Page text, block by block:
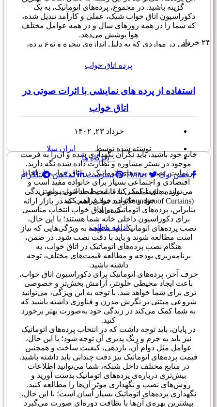
گزینه باشید. در مجموع، پرده‌های اتوماتیک، به یک
دکوراسیون اتاق خواب شیک، عملی و کارآمد تبدیل شده،
که شما را در همه روزهای سال و در همه عوامل مختلف
هوا پوشش می‌دهد.
حتی در مواردی که به دلیل اندازه‌ی پنجره و نوع پرده،
نیاز است، پرده‌های اتوماتیک همچنان به یک راه حل ساده
و سریع برای باز کردن و بستن پرده‌های اتاق خواب شما
باید توجه داشت که نصب پرده‌های اتوماتیک برای اتاق
خواب، نیاز به یک سری ابزار و تجهیزات خاص دارد،
بنابراین نصابانی که تجهیزات بازویی برای نصب پرده‌های
شما خدمات رضایت دهنده‌ای ارائه دهند.
هنگامی که شما با استفاده از پرده‌های اتوماتیک در اتاق
خواب خود موفق به ایجاد یک کارایی بهتر در بخش تزئینات
خانه خود باشید، باید نگران نگهداری شده و آن‌را به فرمت
موجود در بستر مشاوره و نظارت داده شده نگه دارید.
در نهایت، نصب پرده‌های اتوماتیک در اتاق خواب، از لحاظ
اقتصادی و اجتماعی بسیار برای خانواده مفید است و
می‌تواند به شما کمک کند تا محیط مناسبی برای زندگی
خود و خانواده خود فراهم کنید.
بنابراین، پرده‌های اتوماتیک در اتاق خواب انتخاب مناسبی
برای دکوراسیون داخلی خانه شما هستند؛ با این حال،
نصب پرده‌های اتوماتیک باید با توجه به ویژگی‌هایی که نیاز
است مطالعه شوند و باید با دقت نصب شود. در ضمن،
هنگام نصب پرده‌های اتوماتیک در اتاق خواب، به
برنامه‌ریزی بودجه و مطالعه قیمت‌های مختلف، توجه
داشته باشید.
حرف آخر، پرده‌های اتوماتیک برای دکوراسیون اتاق خواب،
باعث ایجاد محیطی خلوتتر، آرامش بخش‌تر و خصوصی
تری برای شما خواهد شد. با توجه به این ویژگی، می‌توانید
شروعی مبتنی بر نگرش مدرن و فناوری داشته باشید که
به شما کمک می‌کند در زندگی خود به‌صورت بهتر برخورد
کنید.
در پایان، باید توجه داشت که در انتخاب پرده‌های اتوماتیک
نیز باید به جرم و رنگ پذیری آن توجه شود؛ با این حال،
عوامل مثل دوام آن، بازدهی، کیفیت ساخت و همچنین
قیمت پرده‌های اتوماتیک نیز دقت چندانی باید داشته باشید.
در منابع مختلف داخل شبکه، شما می‌توانید اطلاعات
بیش‌تری درباره‌ی پرده‌های اتوماتیک بدست آورید و
روش‌های نصب و نگهداری موثر آن‌ها را مطالعه کنید.
نگهداری پرده‌های اتوماتیک بسیار آسان است؛ با این حال،
بیشترین بهره‌ی آن‌ها با نظافت دوره‌ای صورت می‌گیرد
۲۴ خرداد
پرده اتاق خواب
استفاده از پرده های نمایشی با اثرات صوتی در
اتاق خواب
خرداد ۲۳, ۱۴۰۲
نوشته شده توسط
ایران سلا
۰ دیدگاه ها
فیس بوک Twitter پینترست لینکدین تلگرام
پرده های نمایشی با قابلیت ایجاد اثرات صوتی
(Soundproof Curtains) چند سالی است که در بازار ارائه
شده‌اند.
ادامه مطلب